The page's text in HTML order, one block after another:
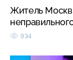
Житель
934